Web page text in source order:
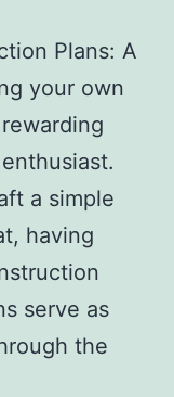
Plans: A
your own
a simple
having
serve as
the